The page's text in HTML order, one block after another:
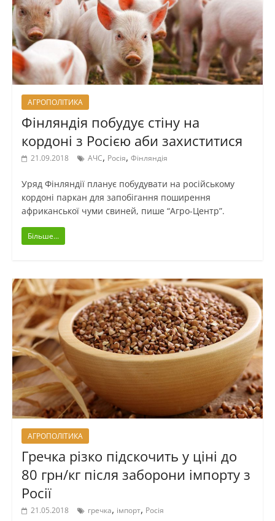
АГРОПОЛІТИКА
Фінляндія побудує стіну на
кордоні з Росією аби захиститися
21.09.2018 АЧС, Росія, Фінляндія
Уряд Фінляндії планує побудувати на російському
кордоні паркан для запобігання поширення
африканської чуми свиней, пише “Агро-Центр”.
Більше...
АГРОПОЛІТИКА
Гречка різко підскочить у ціні до
80 грн/кг після заборони імпорту з
Росії
21.05.2018 гречка, імпорт, Росія